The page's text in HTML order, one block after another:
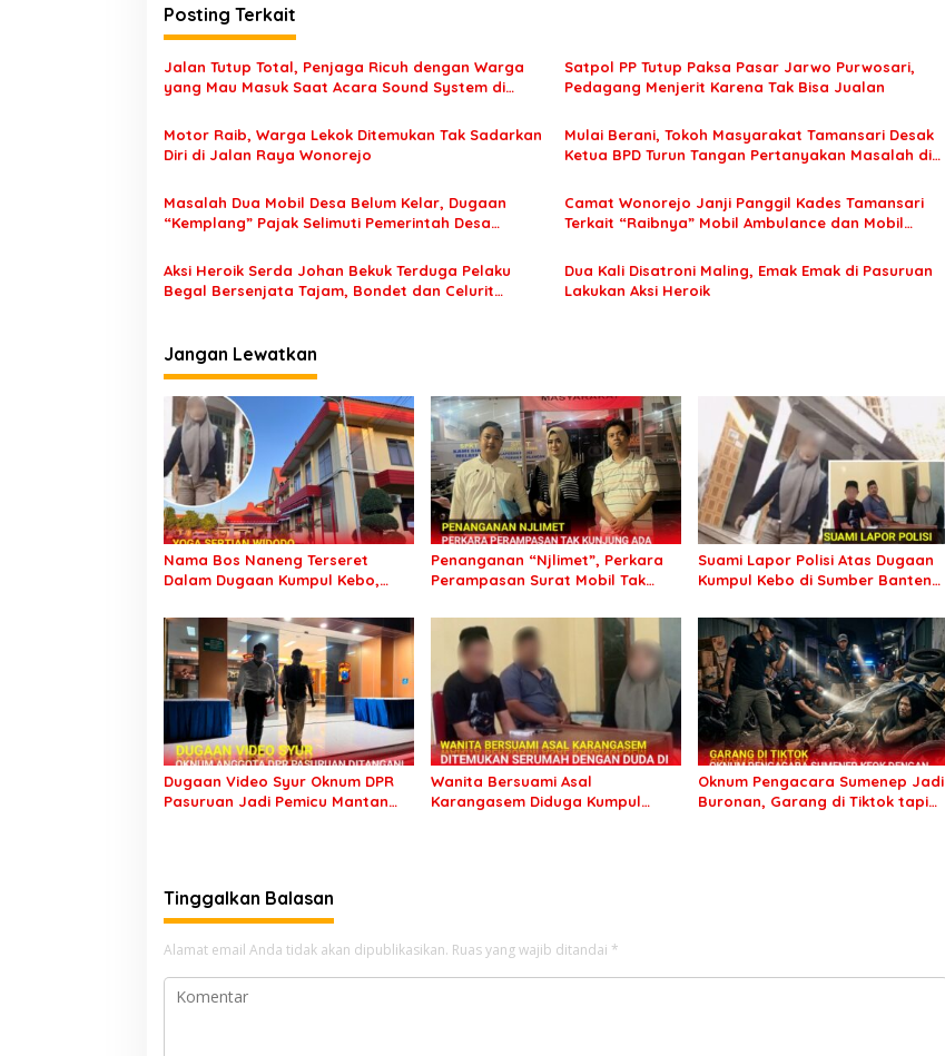
i
g
a
i
o
s
Posting Terkait
Jalan Tutup Total, Penjaga Ricuh dengan Warga
yang Mau Masuk Saat Acara Sound System di
Satpol PP Tutup Paksa Pasar Jarwo Purwosari,
Pedagang Menjerit Karena Tak Bisa Jualan
Motor Raib, Warga Lekok Ditemukan Tak Sadarkan
Diri di Jalan Raya Wonorejo
Mulai Berani, Tokoh Masyarakat Tamansari Desak
Ketua BPD Turun Tangan Pertanyakan Masalah di
Masalah Dua Mobil Desa Belum Kelar, Dugaan
“Kemplang” Pajak Selimuti Pemerintah Desa
Camat Wonorejo Janji Panggil Kades Tamansari
Terkait “Raibnya” Mobil Ambulance dan Mobil
Aksi Heroik Serda Johan Bekuk Terduga Pelaku
Begal Bersenjata Tajam, Bondet dan Celurit
Dua Kali Disatroni Maling, Emak Emak di Pasuruan
Lakukan Aksi Heroik
Jangan Lewatkan
Nama Bos Naneng Terseret
Dalam Dugaan Kumpul Kebo,
Dipanggil Polisi
Penanganan “Njlimet”, Perkara
Perampasan Surat Mobil Tak
Setahun di Polres Pasuruan
Suami Lapor Polisi Atas Dugaan
Kumpul Kebo di Sumber Banteng
Ditangkap
Dugaan Video Syur Oknum DPR
Pasuruan Jadi Pemicu Mantan
Wanita Bersuami Asal
Karangasem Diduga Kumpul
Oknum Pengacara Sumenep Jadi
Buronan, Garang di Tiktok tapi
Tinggalkan Balasan
Alamat email Anda tidak akan dipublikasikan. Ruas yang wajib ditandai *